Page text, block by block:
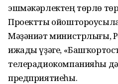
эшмәкәрлектең төрлө
Проектты
Мәҙәниәт министрлығы,
ижады үҙәге,
телерадиокомпанияһы
предприятиеһы.